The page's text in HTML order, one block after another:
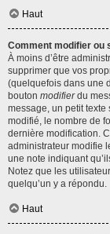
Haut
Comment modifier ou
À moins d’être
supprimer que vos
(quelquefois dans une
bouton modifierdu
message, un petit texte
modifié, le nombre de
dernière modification.
administrateur modifie
une note indiquant
Notez que les
quelqu’un y a répondu.
Haut